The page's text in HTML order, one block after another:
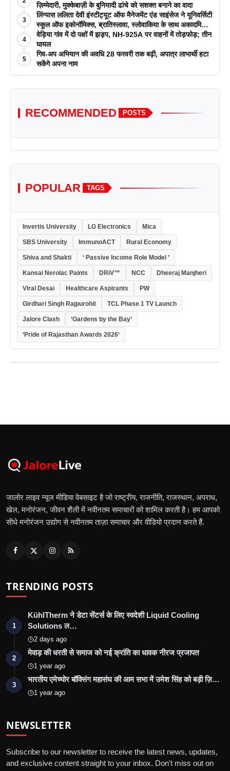
ज़िम्मेदारी, मुक्केबाज़ी के बुनियादी ढांचे को सशक्त बनाने का वादा
3
लिंग्यास ललिता देवी इंस्टीट्यूट ऑफ मैनेजमेंट एंड साइंसेज ने यूनिवर्सिटी
स्कूल ऑफ इकोनॉमिक्स, ब्रातिस्लावा, स्लोवाकिया के साथ अकादमिक
पत्रिकाओं में प्रकाशन रणनीतियों पर एक दिवसीय कार्यशाला का
आयोजन किया
4
वेड़िया गांव में दो पक्षों में झड़प, NH-925A पर वाहनों में तोड़फोड़; तीन
घायल
5
गिव-अप अभियान की अवधि 28 फरवरी तक बढ़ी, अपात्र लाभार्थी हटा
सकेंगे अपना नाम
RECOMMENDED POSTS
POPULAR TAGS
Invertis University LG Electronics Mica
SBS University ImmunoACT Rural Economy
Shiva and Shakti ‘ Passive Income Role Model ’
Kansai Nerolac Paints DRiV™ NCC Dheeraj Manjheri
Viral Desai Healthcare Aspirants PW
Girdhari Singh Rajpurohit TCL Phase 1 TV Launch
Jalore Clash ‘Gardens by the Bay’
‘Pride of Rajasthan Awards 2026‘
जालोर लाइव न्यूज मीडिया वेबसाइट है जो राष्ट्रीय, राजनीति, राजस्थान, अपराध,
खेल, मनोरंजन, जीवन शैली में नवीनतम समाचारों को शामिल करती है। हम आपको
सीधे मनोरंजन उद्योग से नवीनतम ताज़ा समाचार और वीडियो प्रदान करते हैं.
TRENDING POSTS
1
KühlTherm ने डेटा सेंटर्स के लिए स्वदेशी Liquid Cooling
Solutions ल…
2 days ago
2
मेवाड़ की धरती से समाज को नई क्रांति का धावक नीरज प्रजापत
1 year ago
3
भारतीय एमेच्योर बॉक्सिंग महासंघ की आम सभा में उमेश सिंह को बड़ी ज़ि…
1 year ago
NEWSLETTER
Subscribe to our newsletter to receive the latest news, updates,
and exclusive content straight to your inbox. Don't miss out on